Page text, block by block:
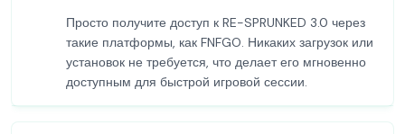
Просто получите доступ к RE-SPRUNKED 3.0 через
такие платформы, как FNFGO. Никаких загрузок или
установок не требуется, что делает его мгновенно
доступным для быстрой игровой сессии.